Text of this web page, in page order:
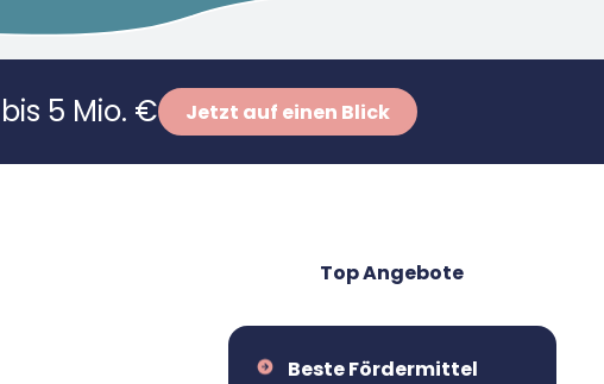
5 Mio. € Jetzt auf einen Blick
Top Angebote
Beste Fördermittel